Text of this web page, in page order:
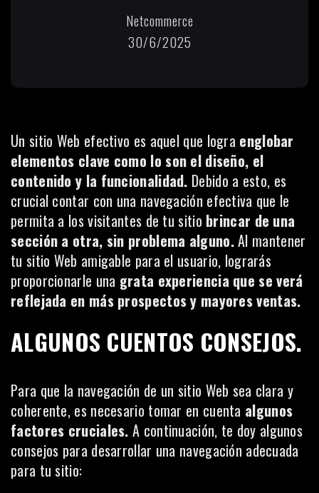
Netcommerce
30/6/2025
Un sitio Web efectivo es aquel que logra englobar
elementos clave como lo son el diseño, el
contenido y la funcionalidad. Debido a esto, es
crucial contar con una navegación efectiva que le
permita a los visitantes de tu sitio brincar de una
sección a otra, sin problema alguno.Al mantener
tu sitio Web amigable para el usuario, lograrás
proporcionarle una grata experiencia que se verá
reflejada en más prospectos y mayores ventas.
ALGUNOS CUENTOS CONSEJOS.
Para que la navegación de un sitio Web sea clara y
coherente, es necesario tomar en cuenta algunos
factores cruciales.A continuación, te doy algunos
consejos para desarrollar una navegación adecuada
para tu sitio: